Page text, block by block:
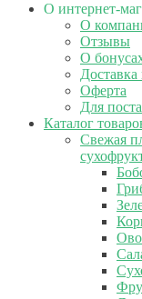
О интернет-
О
Отзывы
О
Доставка
Оферта
Для
Каталог
Свежая